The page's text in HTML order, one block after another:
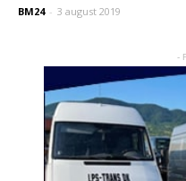
BM24 - 3 august 2019
-